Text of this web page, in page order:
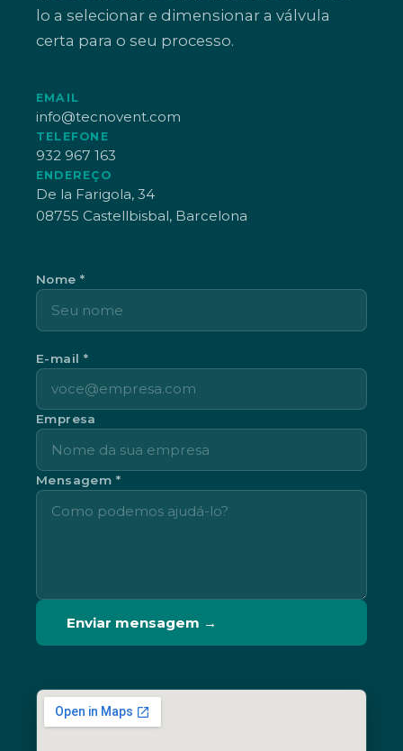
lo a selecionar e dimensionar a válvula
certa para o seu processo.
EMAIL
info@tecnovent.com
TELEFONE
932 967 163
ENDEREÇO
De la Farigola, 34
08755 Castellbisbal, Barcelona
Nome *
E-mail *
Empresa
Mensagem *
Enviar mensagem →